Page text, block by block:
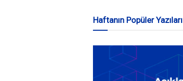
Haftanın Popüler Yazıları